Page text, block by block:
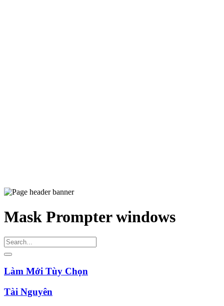
Mask Prompter windows
Làm Mới Tùy Chọn
Tài Nguyên